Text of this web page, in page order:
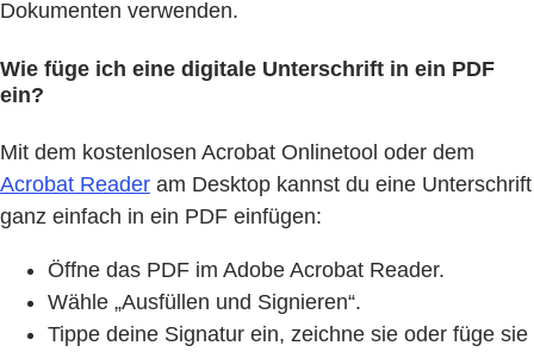
Dokumenten verwenden.
Wie füge ich eine digitale Unterschrift in ein PDF
ein?
Mit dem kostenlosen Acrobat Onlinetool oder dem
Acrobat Reader am Desktop kannst du eine Unterschrift
ganz einfach in ein PDF einfügen:
Öffne das PDF im Adobe Acrobat Reader.
Wähle „Ausfüllen und Signieren“.
Tippe deine Signatur ein, zeichne sie oder füge sie